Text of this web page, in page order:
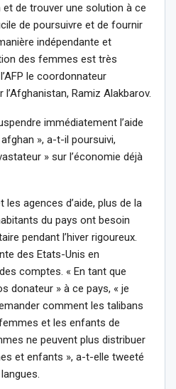
de trouver une solution à ce
de poursuivre et de fournir
indépendante et
des femmes est très
le coordonnateur
l’Afghanistan, Ramiz Alakbarov.
immédiatement l’aide
», a-t-il poursuivi,
» sur l’économie déjà
agences d’aide, plus de la
du pays ont besoin
pendant l’hiver rigoureux.
des Etats-Unis en
comptes. « En tant que
donateur » à ce pays, « je
comment les talibans
et les enfants de
ne peuvent plus distribuer
et enfants », a-t-elle tweeté